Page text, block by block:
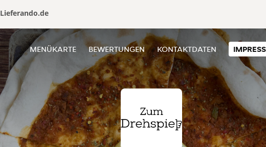
Lieferando.de
MENÜKARTE BEWERTUNGEN KONTAKTDATEN